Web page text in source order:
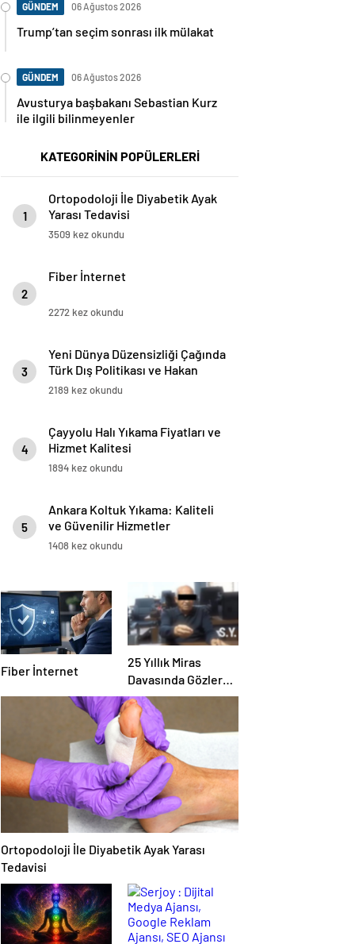
GÜNDEM 06 Ağustos 2026
Trump’tan seçim sonrası ilk mülakat
GÜNDEM 06 Ağustos 2026
Avusturya başbakanı Sebastian Kurz
ile ilgili bilinmeyenler
KATEGORİNİN POPÜLERLERİ
1
Ortopodoloji İle Diyabetik Ayak
Yarası Tedavisi
3509 kez okundu
2
Fiber İnternet
2272 kez okundu
3
Yeni Dünya Düzensizliği Çağında
Türk Dış Politikası ve Hakan
Fidan Faktörü
2189 kez okundu
4
Çayyolu Halı Yıkama Fiyatları ve
Hizmet Kalitesi
1894 kez okundu
5
Ankara Koltuk Yıkama: Kaliteli
ve Güvenilir Hizmetler
1408 kez okundu
Fiber İnternet
25 Yıllık Miras
Davasında Gözler
Temmuz Ayındaki
Karar Duruşmasına
Çevrildi
Ortopodoloji İle Diyabetik Ayak Yarası
Tedavisi